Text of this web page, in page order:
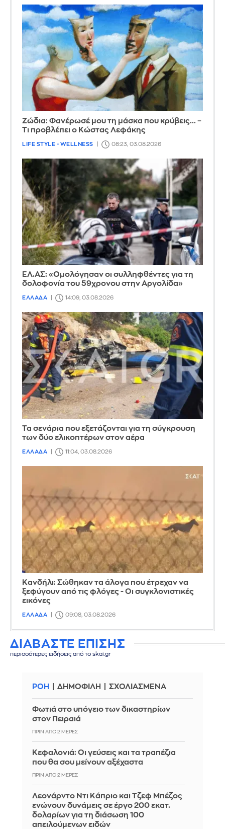
Ζώδια: Φανέρωσέ μου τη μάσκα που κρύβεις... –
Τι προβλέπει ο Κώστας Λεφάκης
LIFE STYLE - WELLNESS 08:23, 03.08.2026
ΕΛ.ΑΣ: «Ομολόγησαν οι συλληφθέντες για τη
δολοφονία του 59χρονου στην Αργολίδα»
ΕΛΛΑΔΑ 14:09, 03.08.2026
Τα σενάρια που εξετάζονται για τη σύγκρουση
των δύο ελικοπτέρων στον αέρα
ΕΛΛΑΔΑ 11:04, 03.08.2026
Κανδήλι: Σώθηκαν τα άλογα που έτρεχαν να
ξεφύγουν από τις φλόγες - Οι συγκλονιστικές
εικόνες
ΕΛΛΑΔΑ 09:08, 03.08.2026
ΔΙΑΒΑΣΤΕ ΕΠΙΣΗΣ
περισσότερες ειδήσεις από το skai.gr
ΡΟΗ ΔΗΜΟΦΙΛΗ ΣΧΟΛΙΑΣΜΕΝΑ
Φωτιά στο υπόγειο των δικαστηρίων
στον Πειραιά
ΠΡΙΝ ΑΠΌ 2 ΜΈΡΕΣ
Κεφαλονιά: Οι γεύσεις και τα τραπέζια
που θα σου μείνουν αξέχαστα
ΠΡΙΝ ΑΠΌ 2 ΜΈΡΕΣ
Λεονάρντο Ντι Κάπριο και Τζεφ Μπέζος
ενώνουν δυνάμεις σε έργο 200 εκατ.
δολαρίων για τη διάσωση 100
απειλούμενων ειδών